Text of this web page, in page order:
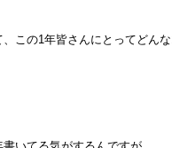
、この1年皆さんにとってどん